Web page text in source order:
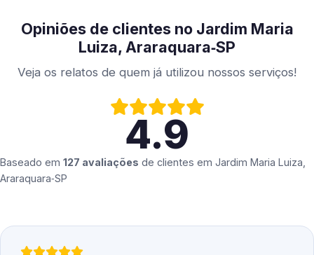
Opiniões de clientes no Jardim Maria
Luiza, Araraquara‑SP
Veja os relatos de quem já utilizou nossos serviços!
4.9
Baseado em 127 avaliações de clientes em Jardim Maria Luiza,
Araraquara‑SP